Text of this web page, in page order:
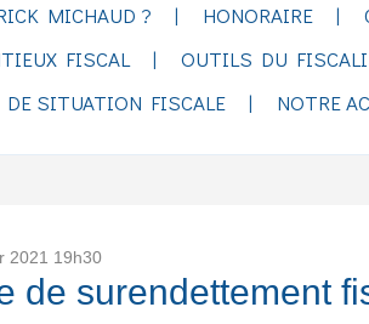
MICHAUD ? HONORAIRE
FISCAL
OUTILS DU
DE SITUATION FISCALE
NOTRE
2021 19h30
de surendettement